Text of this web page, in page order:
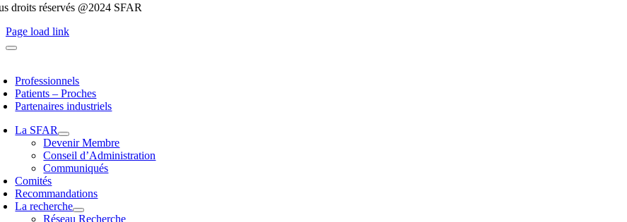
droits réservés @2024 SFAR
Page load link
Professionnels
Patients – Proches
Partenaires industriels
La SFAR
Devenir Membre
Conseil d’Administration
Communiqués
Comités
Recommandations
La recherche
Réseau Recherche